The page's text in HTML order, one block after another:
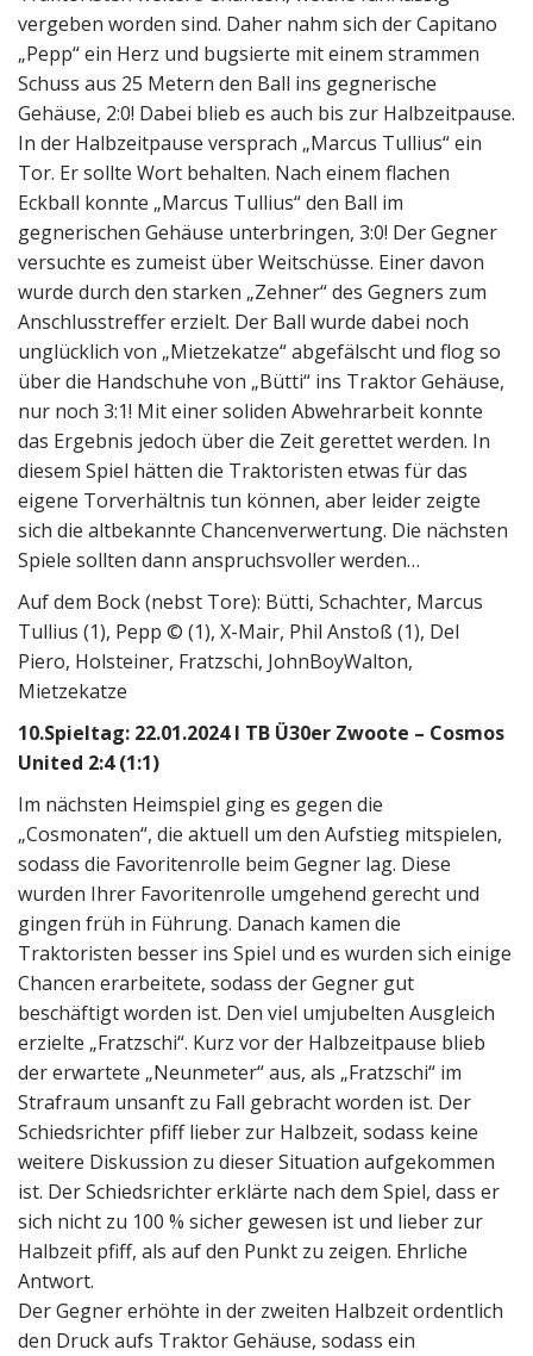
vergeben worden sind. Daher nahm sich der Capitano
„Pepp“ ein Herz und bugsierte mit einem strammen
Schuss aus 25 Metern den Ball ins gegnerische
Gehäuse, 2:0! Dabei blieb es auch bis zur Halbzeitpause.
In der Halbzeitpause versprach „Marcus Tullius“ ein
Tor. Er sollte Wort behalten. Nach einem flachen
Eckball konnte „Marcus Tullius“ den Ball im
gegnerischen Gehäuse unterbringen, 3:0! Der Gegner
versuchte es zumeist über Weitschüsse. Einer davon
wurde durch den starken „Zehner“ des Gegners zum
Anschlusstreffer erzielt. Der Ball wurde dabei noch
unglücklich von „Mietzekatze“ abgefälscht und flog so
über die Handschuhe von „Bütti“ ins Traktor Gehäuse,
nur noch 3:1! Mit einer soliden Abwehrarbeit konnte
das Ergebnis jedoch über die Zeit gerettet werden. In
diesem Spiel hätten die Traktoristen etwas für das
eigene Torverhältnis tun können, aber leider zeigte
sich die altbekannte Chancenverwertung. Die nächsten
Spiele sollten dann anspruchsvoller werden…
Auf dem Bock (nebst Tore): Bütti, Schachter, Marcus
Tullius (1), Pepp © (1), X-Mair, Phil Anstoß (1), Del
Piero, Holsteiner, Fratzschi, JohnBoyWalton,
Mietzekatze
10.Spieltag: 22.01.2024 I TB Ü30er Zwoote – Cosmos
United 2:4 (1:1)
Im nächsten Heimspiel ging es gegen die
„Cosmonaten“, die aktuell um den Aufstieg mitspielen,
sodass die Favoritenrolle beim Gegner lag. Diese
wurden Ihrer Favoritenrolle umgehend gerecht und
gingen früh in Führung. Danach kamen die
Traktoristen besser ins Spiel und es wurden sich einige
Chancen erarbeitete, sodass der Gegner gut
beschäftigt worden ist. Den viel umjubelten Ausgleich
erzielte „Fratzschi“. Kurz vor der Halbzeitpause blieb
der erwartete „Neunmeter“ aus, als „Fratzschi“ im
Strafraum unsanft zu Fall gebracht worden ist. Der
Schiedsrichter pfiff lieber zur Halbzeit, sodass keine
weitere Diskussion zu dieser Situation aufgekommen
ist. Der Schiedsrichter erklärte nach dem Spiel, dass er
sich nicht zu 100 % sicher gewesen ist und lieber zur
Halbzeit pfiff, als auf den Punkt zu zeigen. Ehrliche
Antwort.
Der Gegner erhöhte in der zweiten Halbzeit ordentlich
den Druck aufs Traktor Gehäuse, sodass ein